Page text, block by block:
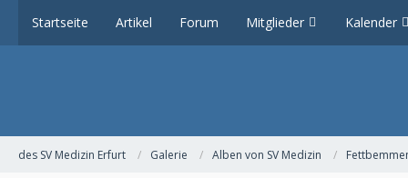
Startseite Artikel Forum Mitglieder Kalender
des SV Medizin Erfurt Galerie Alben von SV Medizin